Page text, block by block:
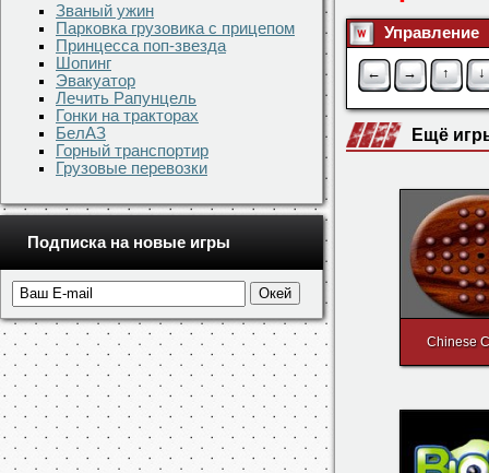
Званый ужин
Парковка грузовика с прицепом
Принцесса поп-звезда
Шопинг
Эвакуатор
Лечить Рапунцель
Гонки на тракторах
БелАЗ
Горный транспортир
Грузовые перевозки
Подписка на новые игры
Скачать
Управление
← → ↑ ↓
Ещё